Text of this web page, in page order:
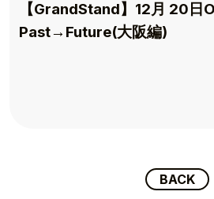
SCHEDULE
【GrandStand】12月 20日
Past→Future(大阪編)
BACK